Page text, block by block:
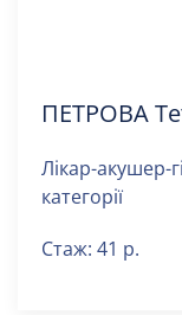
ПЕТРОВА
Лікар-акушер-
категорії
Стаж: 41 р.